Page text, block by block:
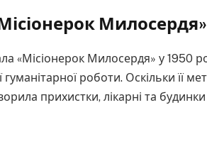
Милосердя»
«Місіонерок Милосердя» у 1950
гуманітарної роботи. Оскільки її
прихистки, лікарні та